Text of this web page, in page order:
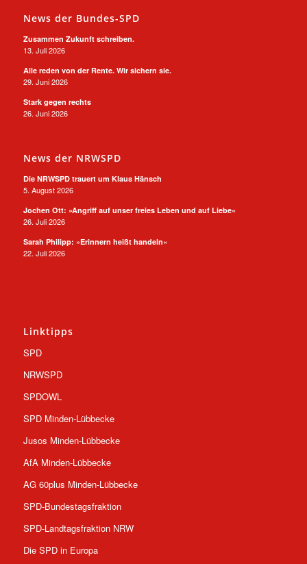
News der Bundes-SPD
Zusammen Zukunft schreiben.
13. Juli 2026
Alle reden von der Rente. Wir sichern sie.
29. Juni 2026
Stark gegen rechts
26. Juni 2026
News der NRWSPD
Die NRWSPD trauert um Klaus Hänsch
5. August 2026
Jochen Ott: »Angriff auf unser freies Leben und auf Liebe«
26. Juli 2026
Sarah Philipp: »Erinnern heißt handeln«
22. Juli 2026
Linktipps
SPD
NRWSPD
SPDOWL
SPD Minden-Lübbecke
Jusos Minden-Lübbecke
AfA Minden-Lübbecke
AG 60plus Minden-Lübbecke
SPD-Bundestagsfraktion
SPD-Landtagsfraktion NRW
Die SPD in Europa